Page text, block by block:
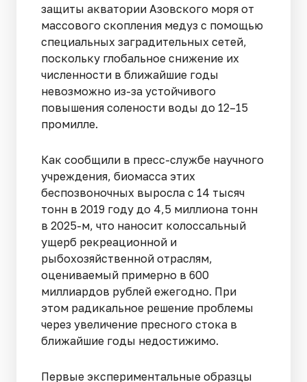
защиты акватории Азовского моря от
массового скопления медуз с помощью
специальных заградительных сетей,
поскольку глобальное снижение их
численности в ближайшие годы
невозможно из-за устойчивого
повышения солености воды до 12–15
промилле.
Как сообщили в пресс-службе научного
учреждения, биомасса этих
беспозвоночных выросла с 14 тысяч
тонн в 2019 году до 4,5 миллиона тонн
в 2025-м, что наносит колоссальный
ущерб рекреационной и
рыбохозяйственной отраслям,
оцениваемый примерно в 600
миллиардов рублей ежегодно. При
этом радикальное решение проблемы
через увеличение пресного стока в
ближайшие годы недостижимо.
Первые экспериментальные образцы